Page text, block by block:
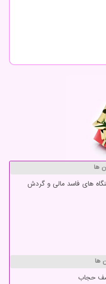
ها
های فاسد مالی و گردش
ها
حجاب